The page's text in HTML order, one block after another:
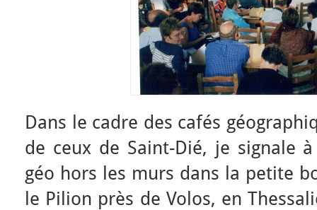
Dans le cadre des cafés
de ceux de Saint-Dié, je signale
géo hors les murs dans la petite
le Pilion près de Volos, en